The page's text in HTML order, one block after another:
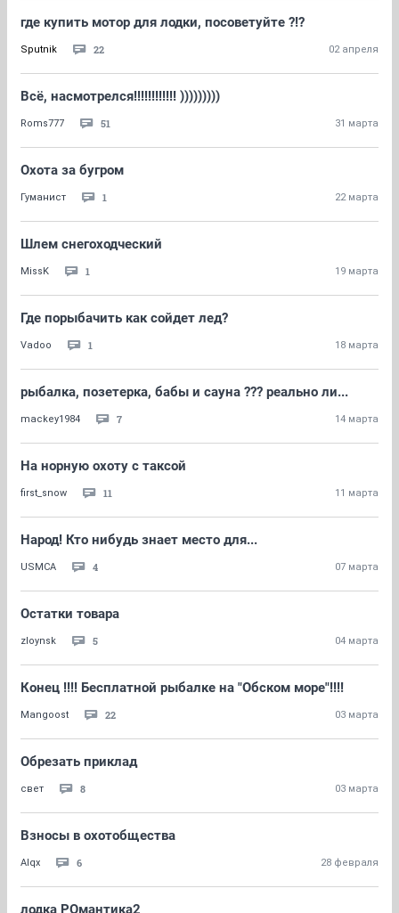
где купить мотор для лодки, посоветуйте ?!?
Sputnik 22 02 апреля
Всё, насмотрелся!!!!!!!!!!!! )))))))))
Roms777 51 31 марта
Охота за бугром
Гуманист 1 22 марта
Шлем снегоходческий
MissK 1 19 марта
Где порыбачить как сойдет лед?
Vadoo 1 18 марта
рыбалка, позетерка, бабы и сауна ??? реально ли...
mackey1984 7 14 марта
На норную охоту с таксой
first_snow 11 11 марта
Народ! Кто нибудь знает место для...
USMCA 4 07 марта
Остатки товара
zloynsk 5 04 марта
Конец !!!! Бесплатной рыбалке на "Обском море"!!!!
Mangoost 22 03 марта
Обрезать приклад
свет 8 03 марта
Взносы в охотобщества
Alqx 6 28 февраля
лодка РОмантика2